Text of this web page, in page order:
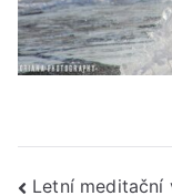
Letní meditační večery